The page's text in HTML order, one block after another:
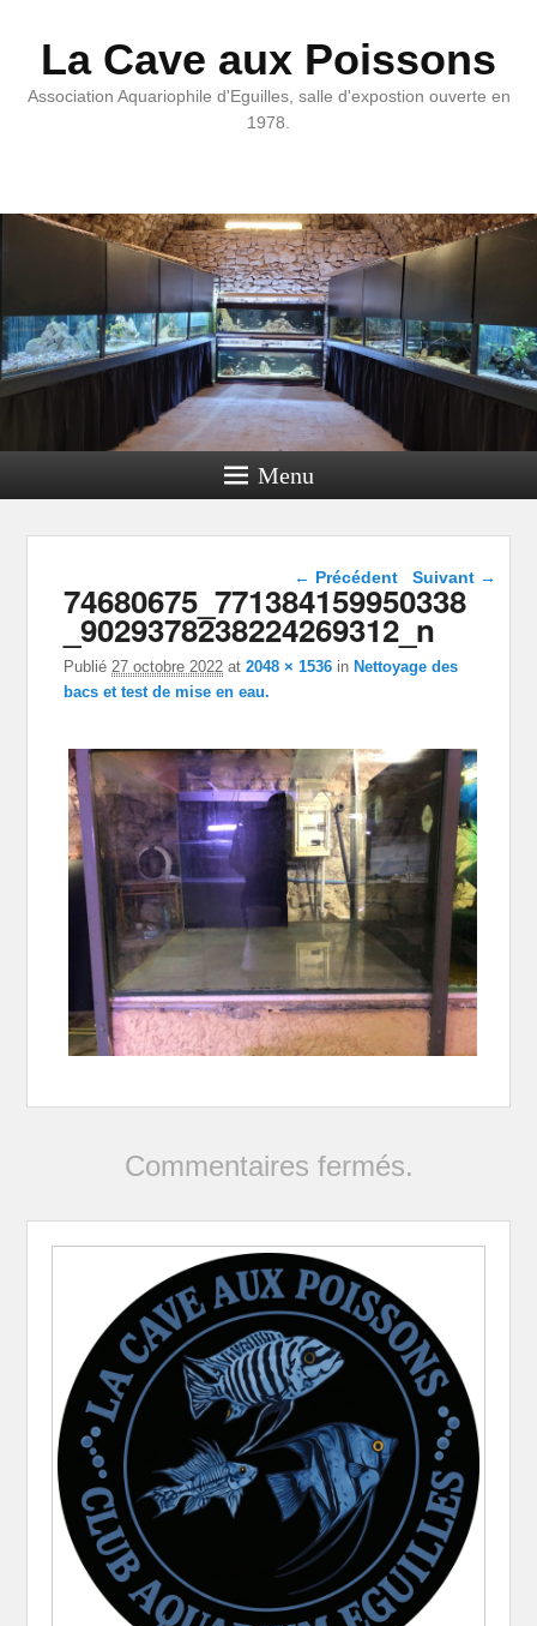
La Cave aux Poissons
Association Aquariophile d'Eguilles, salle d'expostion ouverte en
1978.
Menu
Navigation dans les
images
← Précédent Suivant →
74680675_771384159950338
_9029378238224269312_n
Publié 27 octobre 2022 at2048 × 1536 inNettoyage des
bacs et test de mise en eau.
Commentaires fermés.